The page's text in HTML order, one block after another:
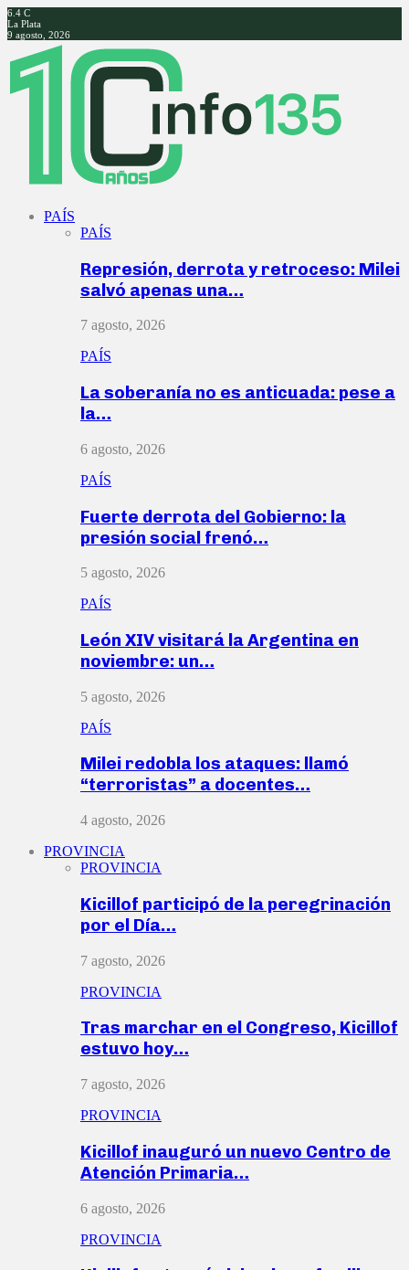
6.4 C
La Plata
9 agosto, 2026
Facebook
Twitter
Instagram
Youtube
PAÍS
PAÍS
Represión, derrota y retroceso: Milei
salvó apenas una…
7 agosto, 2026
PAÍS
La soberanía no es anticuada: pese a
la…
6 agosto, 2026
PAÍS
Fuerte derrota del Gobierno: la
presión social frenó…
5 agosto, 2026
PAÍS
León XIV visitará la Argentina en
noviembre: un…
5 agosto, 2026
PAÍS
Milei redobla los ataques: llamó
“terroristas” a docentes…
4 agosto, 2026
PROVINCIA
PROVINCIA
Kicillof participó de la peregrinación
por el Día…
7 agosto, 2026
PROVINCIA
Tras marchar en el Congreso, Kicillof
estuvo hoy…
7 agosto, 2026
PROVINCIA
Kicillof inauguró un nuevo Centro de
Atención Primaria…
6 agosto, 2026
PROVINCIA